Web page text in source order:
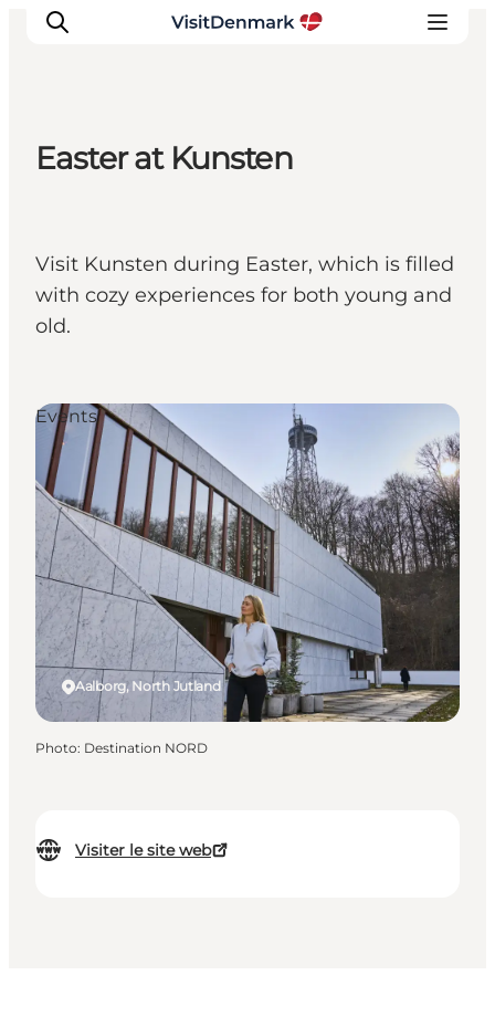
Quoi faire
Hébergements
Planifiez votre voyage
Easter at Kunsten
Visit Kunsten during Easter, which is filled
with cozy experiences for both young and
old.
Visiter le site web
Aalborg, North Jutland
Events
Photo: Destination NORD